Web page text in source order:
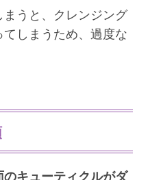
まうと、クレンジング
しまうため、過度な
キューティクルがダ